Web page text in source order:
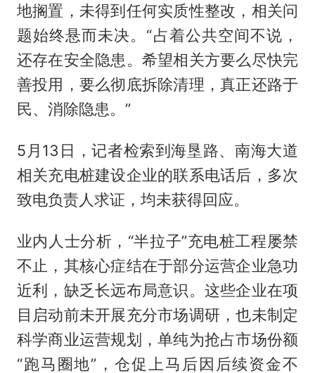
地搁置，未得到任何实质性整改，相关问
题始终悬而未决。“占着公共空间不说，
还存在安全隐患。希望相关方要么尽快完
善投用，要么彻底拆除清理，真正还路于
民、消除隐患。”
5月13日，记者检索到海垦路、南海大道
相关充电桩建设企业的联系电话后，多次
致电负责人求证，均未获得回应。
业内人士分析，“半拉子”充电桩工程屡禁
不止，其核心症结在于部分运营企业急功
近利，缺乏长远布局意识。这些企业在项
目启动前未开展充分市场调研，也未制定
科学商业运营规划，单纯为抢占市场份额
“跑马圈地”，仓促上马后因后续资金不